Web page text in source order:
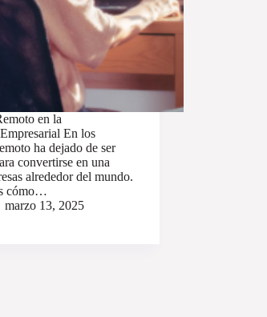
en la
En los
ha dejado de ser
convertirse en una
alrededor del mundo.
cómo…
marzo 13, 2025